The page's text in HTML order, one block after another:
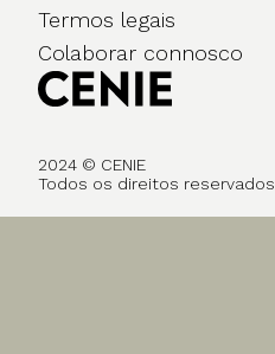
Termos legais
Colaborar connosco
2024 © CENIE
Todos os direitos reservados